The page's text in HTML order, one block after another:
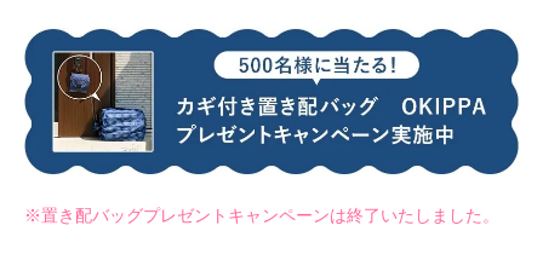
※置き配バッグプレゼントキャンペーンは終了いたしました。